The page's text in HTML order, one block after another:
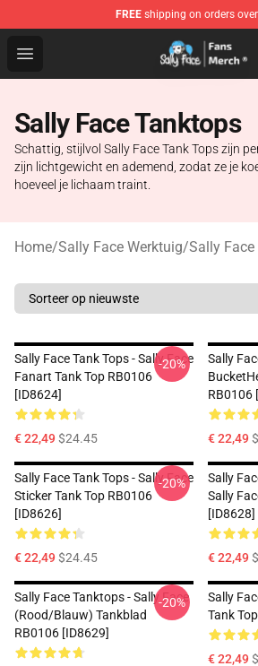
FREE shipping on orders
Open menu
Sally Face Store - Official Sally
Sally Face Tanktops
Schattig, stijlvol Sally Face Tank Tops zijn
zijn lichtgewicht en ademend, zodat ze je
hoeveel je lichaam traint.
Home/Sally Face Werktuig/Sally
Sally Face Tank Tops - Sally Face
Fanart Tank Top RB0106
[ID8624]
€ 22,49$24.45
-20%
Sally
RB0106
€ 22,49
Sally Face Tank Tops - Sally Face
Sticker Tank Top RB0106
[ID8626]
€ 22,49$24.45
-20%
Sally
Sally
[ID8628]
€ 22,49
Sally Face Tanktops - Sally Face
(rood/blauw) Tankblad
RB0106 [ID8629]
-20%
Sally
Tank
€ 22,49